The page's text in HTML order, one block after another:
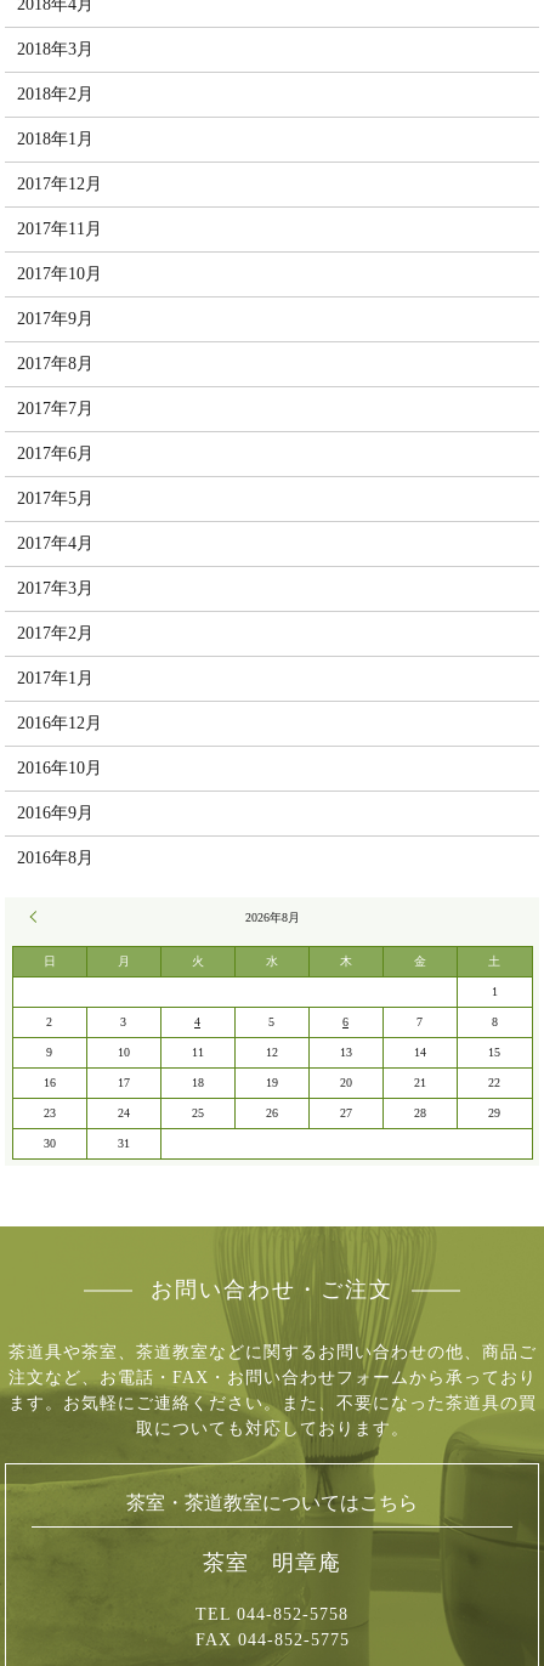
2018年4月
2018年3月
2018年2月
2018年1月
2017年12月
2017年11月
2017年10月
2017年9月
2017年8月
2017年7月
2017年6月
2017年5月
2017年4月
2017年3月
2017年2月
2017年1月
2016年12月
2016年10月
2016年9月
2016年8月
2026年8月
日 月 火 水 木 金 土
1
2 3 4 5 6 7 8
9 10 11 12 13 14 15
16 17 18 19 20 21 22
23 24 25 26 27 28 29
30 31
お問い合わせ・ご注文
茶道具や茶室、茶道教室などに関するお問い合わせの他、商品ご
注文など、 お電話・FAX・お問い合わせフォームから承っており
ます。お気軽にご連絡ください。 また、不要になった茶道具の買
取についても対応しております。
茶室・茶道教室についてはこちら
茶室 明章庵
TEL 044-852-5758
FAX 044-852-5775